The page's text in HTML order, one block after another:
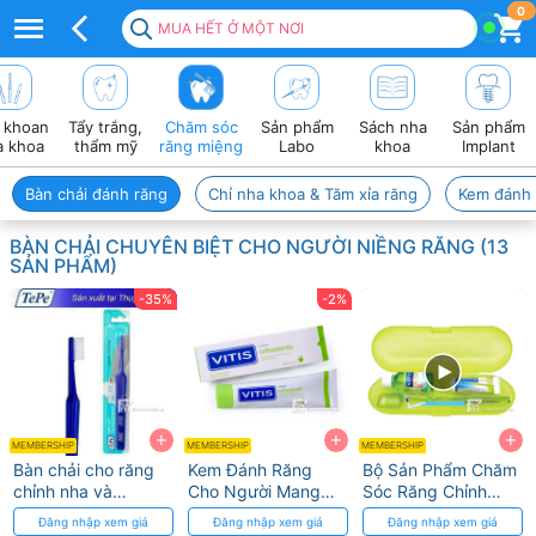
MUA HẾT Ở MỘT NƠI
0
Bàn
chải
niềng
răng
–
Làm
sạch
quanh
mắc
cài,
dây
cung
khoa
Tẩy trắng,
thẩm mỹ
Chăm sóc
răng miệng
Sản phẩm
Labo
Sách nha
khoa
Sản phẩm
Implant
Bàn chải đánh răng Chỉ nha khoa & Tăm xỉa răng Kem
BÀN CHẢI CHUYÊN BIỆT CHO NGƯỜI NIỀNG RĂNG (13
SẢN PHẨM)
-35%
+
MEMBERSHIP
Bàn chải cho răng
chỉnh nha và
Implant Tepe
Đăng nhập xem giá
-2%
+
MEMBERSHIP
Kem Đánh Răng
Cho Người Mang
Khí Cụ Chỉnh Nha
Đăng nhập xem giá
+
MEMBERSHIP
Bộ Sản Phẩm Chăm
Sóc Răng Chỉnh
Nha Vitis
Đăng nhập xem giá